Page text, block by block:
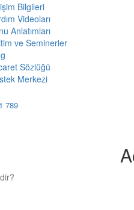
Bilgileri
Videoları
Anlatımları
ve Seminerler
Sözlüğü
Merkezi
789